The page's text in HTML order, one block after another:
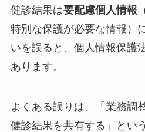
健診結果は要配慮個人情報
特別な保護が必要な情報）
いを誤ると、個人情報保護
あります。
よくある誤りは、「業務調
健診結果を共有する」とい